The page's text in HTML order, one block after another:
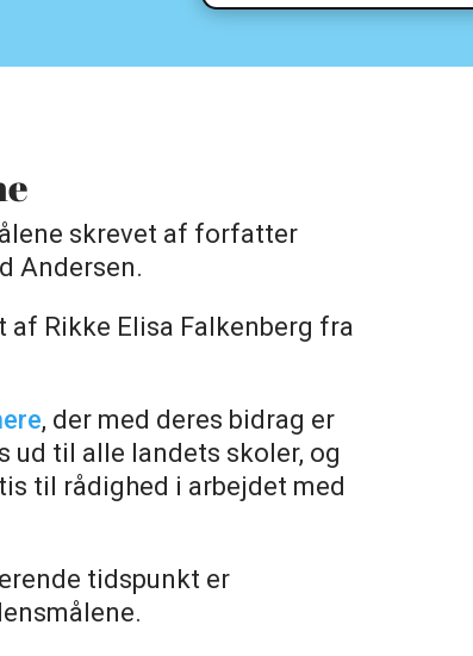
skrevet af forfatter
Andersen.
Rikke Elisa Falkenberg fra
, der med deres bidrag er
ud til alle landets skoler, og
til rådighed i arbejdet med
tidspunkt er